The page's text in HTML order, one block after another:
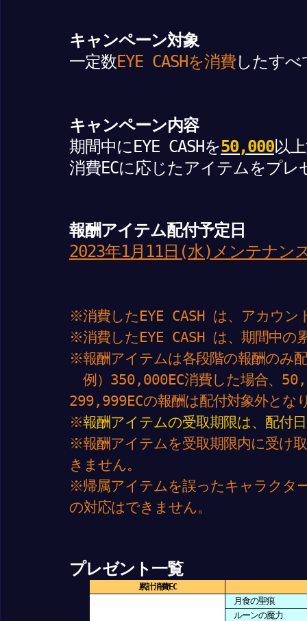
キャンペーン対象
一定数EYE CASHを消費したす
キャンペーン内容
期間中にEYE CASHを50,000以
消費ECに応じたアイテムをプレ
報酬アイテム配付予定日
2023年1月11日(水)メンテナン
※消費したEYE CASH は、アカウン
※消費したEYE CASH は、期間中の
※報酬アイテムは各段階の報酬のみ
例）350,000EC消費した場合、
299,999ECの報酬は配付対象外とな
※報酬アイテムの受取期限は、配付
※報酬アイテムを受取期限内に受け
きません。
※帰属アイテムを誤ったキャラクタ
の対応はできません。
プレゼント一覧
累計消費EC
月食の聖痕
ルーンの魔力